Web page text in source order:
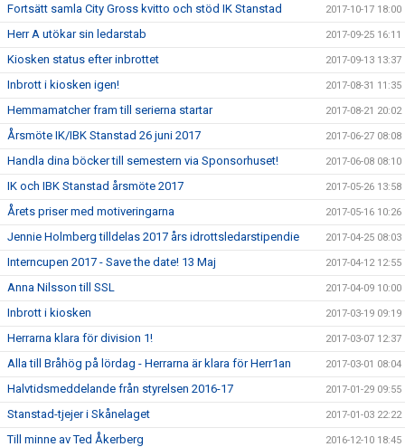
Fortsätt samla City Gross kvitto och stöd IK Stanstad 2017-10-17 18:00
Herr A utökar sin ledarstab 2017-09-25 16:11
Kiosken status efter inbrottet 2017-09-13 13:37
Inbrott i kiosken igen! 2017-08-31 11:35
Hemmamatcher fram till serierna startar 2017-08-21 20:02
Årsmöte IK/IBK Stanstad 26 juni 2017 2017-06-27 08:08
Handla dina böcker till semestern via Sponsorhuset! 2017-06-08 08:10
IK och IBK Stanstad årsmöte 2017 2017-05-26 13:58
Årets priser med motiveringarna 2017-05-16 10:26
Jennie Holmberg tilldelas 2017 års idrottsledarstipendie 2017-04-25 08:03
Interncupen 2017 - Save the date! 13 Maj 2017-04-12 12:55
Anna Nilsson till SSL 2017-04-09 10:00
Inbrott i kiosken 2017-03-19 09:19
Herrarna klara för division 1! 2017-03-07 12:37
Alla till Bråhög på lördag - Herrarna är klara för Herr1an 2017-03-01 08:04
Halvtidsmeddelande från styrelsen 2016-17 2017-01-29 09:55
Stanstad-tjejer i Skånelaget 2017-01-03 22:22
Till minne av Ted Åkerberg 2016-12-10 18:45